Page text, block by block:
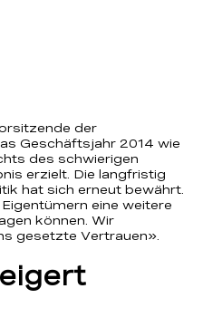
der
Geschäftsjahr 2014 wie
des schwierigen
erzielt. Die langfristig
hat sich erneut bewährt.
eine weitere
können. Wir
gesetzte Vertrauen».